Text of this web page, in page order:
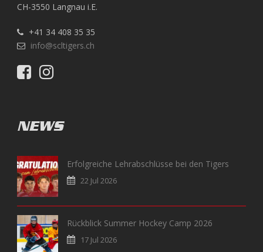
CH-3550 Langnau i.E.
+41 34 408 35 35
info@scltigers.ch
NEWS
Erfolgreiche Lehrabschlüsse bei den Tigers
22 Jul 2026
Rückblick Summer Hockey Camp 2026
17 Jul 2026